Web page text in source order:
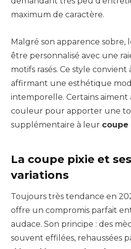
maximum de caractère.
Malgré son apparence sobre,
être personnalisé avec une
motifs rasés. Ce style convient
affirmant une esthétique
intemporelle. Certains aiment
couleur pour apporter une
supplémentaire à leur coupe
La coupe pixie et
variations
Toujours très tendance en
offre un compromis parfait
audace. Son principe : des
souvent effilées, rehaussées